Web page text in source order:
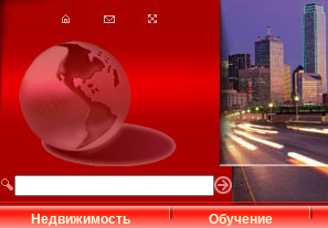
Недвижимость Обучение